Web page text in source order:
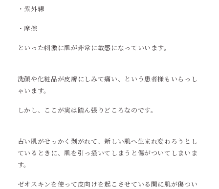
・紫外線
・摩擦
といった刺激に肌が非常に敏感になっていいます。
洗顔や化粧品が皮膚にしみて痛い、という患者様もいらっし
ゃいます。
しかし、ここが実は踏ん張りどころなのです。
古い肌がせっかく剥がれて、新しい肌へ生まれ変わろうとし
ているときに、肌を引っ掻いてしまうと傷がついてしまいま
す。
ゼオスキンを使って皮向けを起こさせている間に肌が傷つい